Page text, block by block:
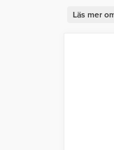
Läs mer